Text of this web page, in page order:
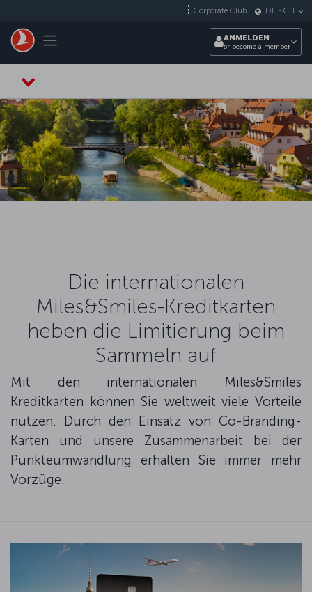
Toggle navigation
Corporate Club DE - CH
ANMELDEN
or become a member
Die internationalen
Miles&Smiles-Kreditkarten
heben die Limitierung beim
Sammeln auf
Mit den internationalen Miles&Smiles
Kreditkarten können Sie weltweit viele Vorteile
nutzen. Durch den Einsatz von Co-Branding-
Karten und unsere Zusammenarbeit bei der
Punkteumwandlung erhalten Sie immer mehr
Vorzüge.